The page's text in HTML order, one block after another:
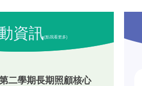
資訊(點我看更多)
二學期長期照顧核心